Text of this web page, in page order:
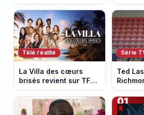
vidéo de la 5e étape
entre Mâcon et
Belleville-en-
Beaujolais
saison
Télé réalité
La Villa des cœurs
brisés revient sur TFX :
voici les candidats de
la saison 11 au Mexique
Série
Ted
saison